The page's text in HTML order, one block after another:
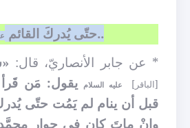
..حتّى يُدركَ القائم
* عن جابر الأنصاريّ، قال:
[الباقر] عليه السلام
يقول: مَن قَرأ
قبل أن ينام لم يَمُت حتّى
وإنْ ماتَ كان في جوارِ محمَّدٍ